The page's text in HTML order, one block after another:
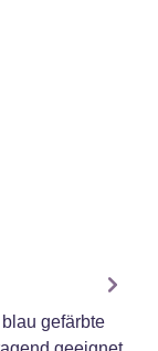
gefärbte